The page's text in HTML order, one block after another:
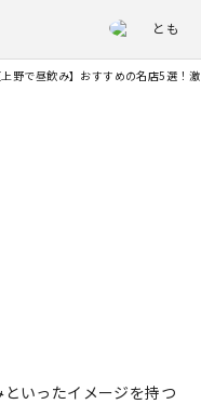
とも
上野で昼飲み】おすすめの名店5選！
いったイメージを持つ